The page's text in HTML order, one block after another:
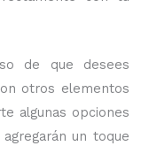
de que desees
otros elementos
algunas opciones
un toque